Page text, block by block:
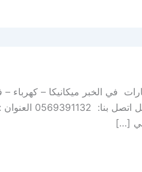
في الخبر ميكانيكا –
– توضيب – سمكرة – رش
[…]